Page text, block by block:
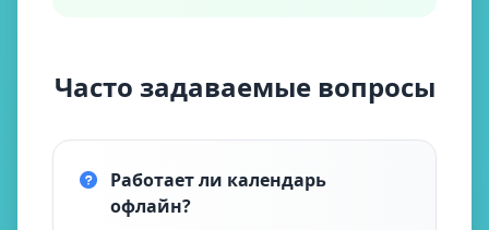
Часто задаваемые вопросы
Работает ли календарь
офлайн?